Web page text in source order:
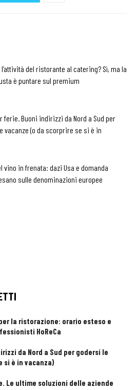
del ristorante al catering? Sì, ma la
è puntare sul premium
ferie. Buoni indirizzi da Nord a Sud per
vacanze (o da scorprire se si è in
vino in frenata: dazi Usa e domanda
sulle denominazioni europee
la ristorazione: orario esteso e
HoReCa
da Nord a Sud per godersi le
si è in vacanza)
Le ultime soluzioni delle aziende